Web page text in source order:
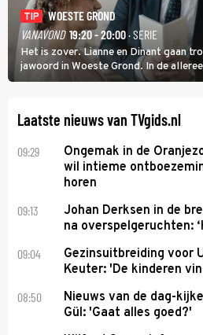
TIP
WOESTE GROND
VANAVOND 19:20 - 20:00· SERIE
Het is zover. Lianne en Dinant gaan
jawoord in Woeste Grond. In de
eerste seizoen kwam Lianne vanuit
Laatste nieuws van TVgids.nl
09:29
Ongemak in de
wil intieme
horen
09:13
Johan Derksen in de
na overspelgeruchten:
09:04
Gezinsuitbreiding voor
Keuter: 'De kinderen
08:50
Nieuws van de dag-
Gül: 'Gaat alles goed?'